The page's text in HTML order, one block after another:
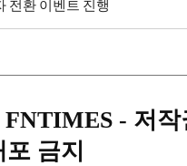
전환 이벤트 진행
- 저
금지